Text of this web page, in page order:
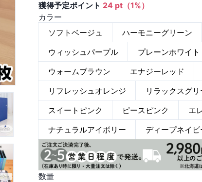
獲得予定ポイント 24 pt（1%）
カラー
ソフトベージュ
ハーモニーグリーン
ウィッシュパープル
プレーンホワイト
ウォームブラウン
エナジーレッド
リフレッシュオレンジ
リラックスグリ
スイートピンク
ピースピンク
エ
ナチュラルアイボリー
ディープネイビ
数量